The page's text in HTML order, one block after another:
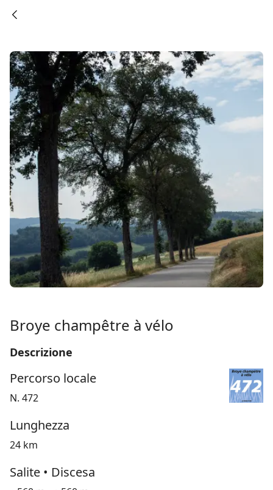
Broye champêtre à vélo
Descrizione
Percorso locale
N. 472
Lunghezza
24 km
Salite • Discesa